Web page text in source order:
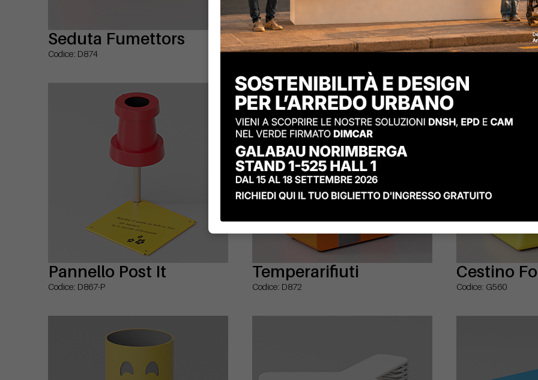
Seduta Fumettors
Codice: D874
Seduta S It
Codice: D868
Cestino
Codice: D867
Pannello Post It
Codice: D867-P
Temperarifiuti
Codice: D872
Cestino
Codice: G560